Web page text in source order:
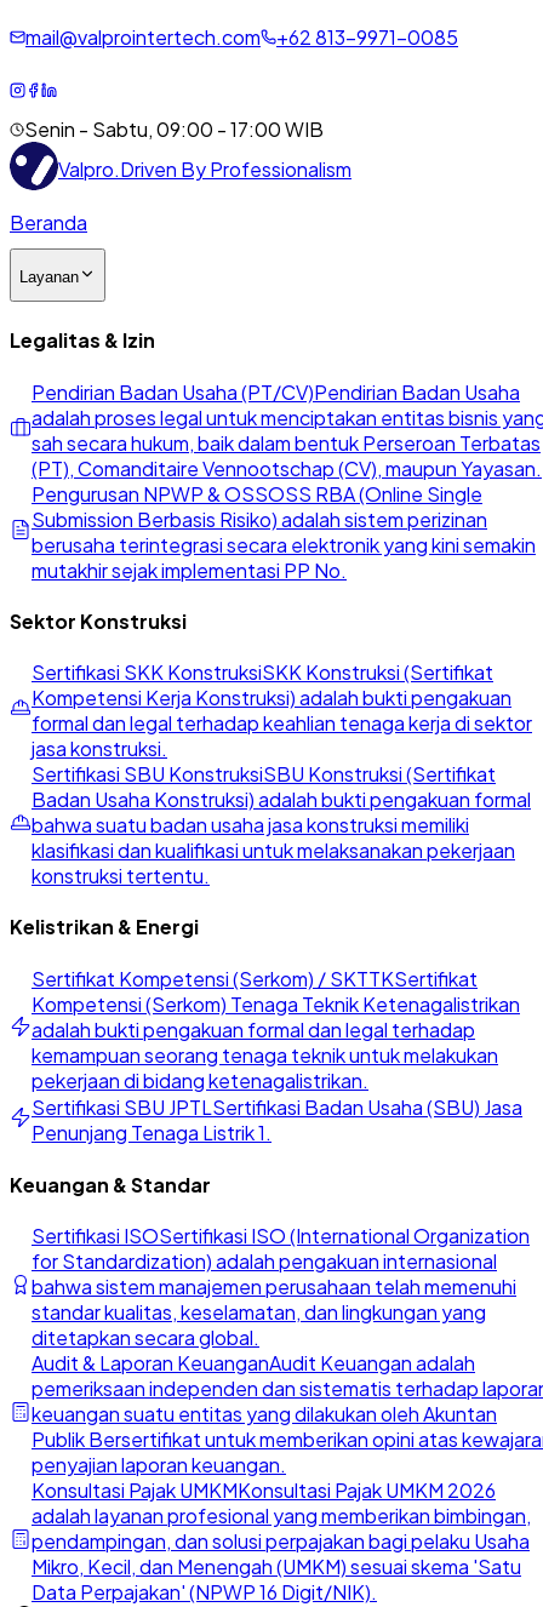
mail@valprointertech.com +62813-9971-0085
Senin - Sabtu, 09:00 - 17:00 WIB
Valpro.Driven By Professionalism
Beranda
Layanan
Legalitas & Izin
Pendirian Badan Usaha (PT/CV)Pendirian Badan Usaha
adalah proses legal untuk menciptakan entitas bisnis
sah secara hukum, baik dalam bentuk Perseroan Terbatas
(PT), Comanditaire Vennootschap (CV), maupun Yayasan.
Pengurusan NPWP & OSSOSS RBA (Online Single
Submission Berbasis Risiko) adalah sistem perizinan
berusaha terintegrasi secara elektronik yang kini semakin
mutakhir sejak implementasi PP No.
Sektor Konstruksi
Sertifikasi SKK KonstruksiSKK Konstruksi (Sertifikat
Kompetensi Kerja Konstruksi) adalah bukti pengakuan
formal dan legal terhadap keahlian tenaga kerja di sektor
jasa konstruksi.
Sertifikasi SBU KonstruksiSBU Konstruksi (Sertifikat
Badan Usaha Konstruksi) adalah bukti pengakuan formal
bahwa suatu badan usaha jasa konstruksi memiliki
klasifikasi dan kualifikasi untuk melaksanakan pekerjaan
konstruksi tertentu.
Kelistrikan & Energi
Sertifikat Kompetensi (Serkom) / SKTTKSertifikat
Kompetensi (Serkom) Tenaga Teknik Ketenagalistrikan
adalah bukti pengakuan formal dan legal terhadap
kemampuan seorang tenaga teknik untuk melakukan
pekerjaan di bidang ketenagalistrikan.
Sertifikasi SBU JPTLSertifikasi Badan Usaha (SBU) Jasa
Penunjang Tenaga Listrik 1.
Keuangan & Standar
Sertifikasi ISOSertifikasi ISO (International Organization
for Standardization) adalah pengakuan internasional
bahwa sistem manajemen perusahaan telah memenuhi
standar kualitas, keselamatan, dan lingkungan yang
ditetapkan secara global.
Audit & Laporan KeuanganAudit Keuangan adalah
pemeriksaan independen dan sistematis terhadap
keuangan suatu entitas yang dilakukan oleh Akuntan
Publik Bersertifikat untuk memberikan opini atas
penyajian laporan keuangan.
Konsultasi Pajak UMKMKonsultasi Pajak UMKM 2026
adalah layanan profesional yang memberikan bimbingan,
pendampingan, dan solusi perpajakan bagi pelaku Usaha
Mikro, Kecil, dan Menengah (UMKM) sesuai skema 'Satu
Data Perpajakan' (NPWP 16 Digit/NIK).